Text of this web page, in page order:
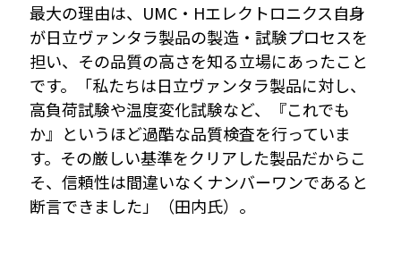
最大の理由は、UMC・Hエレクトロニクス自身
が日立ヴァンタラ製品の製造・試験プロセスを
担い、その品質の高さを知る立場にあったこと
です。「私たちは日立ヴァンタラ製品に対し、
高負荷試験や温度変化試験など、『これでも
か』というほど過酷な品質検査を行っていま
す。その厳しい基準をクリアした製品だからこ
そ、信頼性は間違いなくナンバーワンであると
断言できました」（田内氏）。